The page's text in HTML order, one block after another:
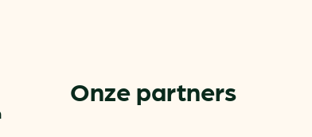
Onze partners